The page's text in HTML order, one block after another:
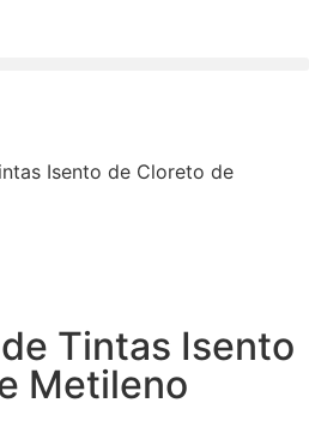
Isento de Cloreto de
Tintas Isento
Metileno